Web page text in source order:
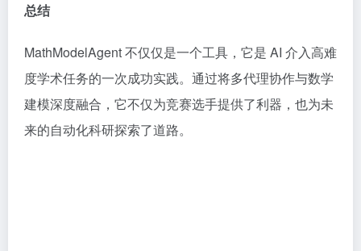
总结
MathModelAgent 不仅仅是一个工具，它是 AI 介入高难
度学术任务的一次成功实践。通过将多代理协作与数学
建模深度融合，它不仅为竞赛选手提供了利器，也为未
来的自动化科研探索了道路。